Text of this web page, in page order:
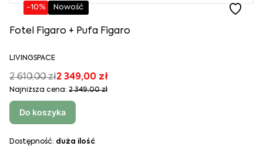
-10% Nowość
Fotel Figaro + Pufa Figaro
LIVINGSPACE
2 610,00 zł2 349,00 zł
Najniższa cena: 2 349,00 zł
Do koszyka
Dostępność: duża ilość